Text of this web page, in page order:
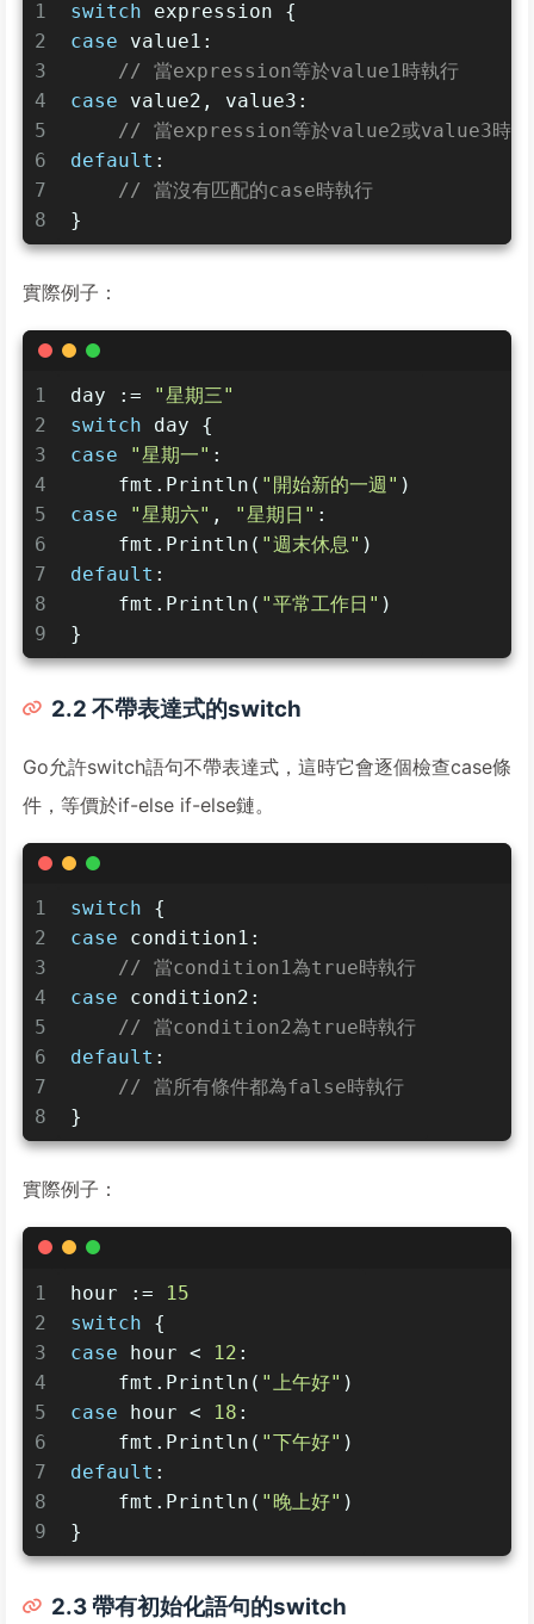
1
2
3
4
5
6
7
8
switch expression {
case value1:
// 當expression等於value1時執行
case value2, value3:
// 當expression等於value2或value3時執
default :
// 當沒有匹配的case時執行
}
實際例子：
1
2
3
4
5
6
7
8
9
day :=
"星期三"
switch day {
case
"星期一" :
    fmt.Println(
"開始新的一週" )
case
"星期六" , "星期日" :
    fmt.Println(
"週末休息" )
default :
    fmt.Println(
"平常工作日" )
}
2.2 不帶表達式的switch
Go允許switch語句不帶表達式，這時它會逐個檢查case條
件，等價於if-else if-else鏈。
1
2
3
4
5
6
7
8
switch {
case condition1:
// 當condition1為true時執行
case condition2:
// 當condition2為true時執行
default :
// 當所有條件都為false時執行
}
實際例子：
1
2
3
4
5
6
7
8
9
hour :=
15
switch {
case hour < 12 :
    fmt.Println(
"上午好" )
case hour < 18 :
    fmt.Println(
"下午好" )
default :
    fmt.Println(
"晚上好" )
}
2.3 帶有初始化語句的switch